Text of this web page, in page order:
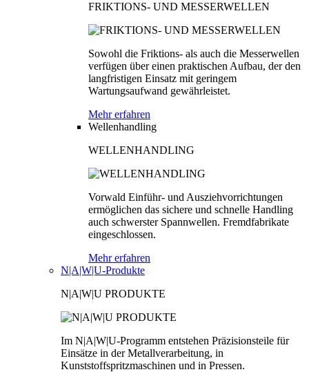
FRIKTIONS- UND MESSERWELLEN
Sowohl die Friktions- als auch die Messerwellen
verfügen über einen praktischen Aufbau, der den
langfristigen Einsatz mit geringem
Wartungsaufwand gewährleistet.
Mehr erfahren
Wellenhandling
WELLENHANDLING
Vorwald Einführ- und Ausziehvorrichtungen
ermöglichen das sichere und schnelle Handling
auch schwerster Spannwellen. Fremdfabrikate
eingeschlossen.
Mehr erfahren
N|A|W|U-Produkte
N|A|W|U PRODUKTE
Im N|A|W|U-Programm entstehen Präzisionsteile für
Einsätze in der Metallverarbeitung, in
Kunststoffspritzmaschinen und in Pressen.